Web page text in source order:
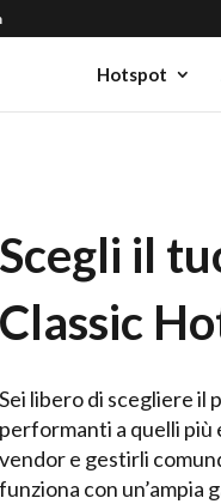
Hotspot
Scegli il
Classic
Sei libero di scegliere il
performanti a quelli più
vendor e gestirli
funziona con un’ampia